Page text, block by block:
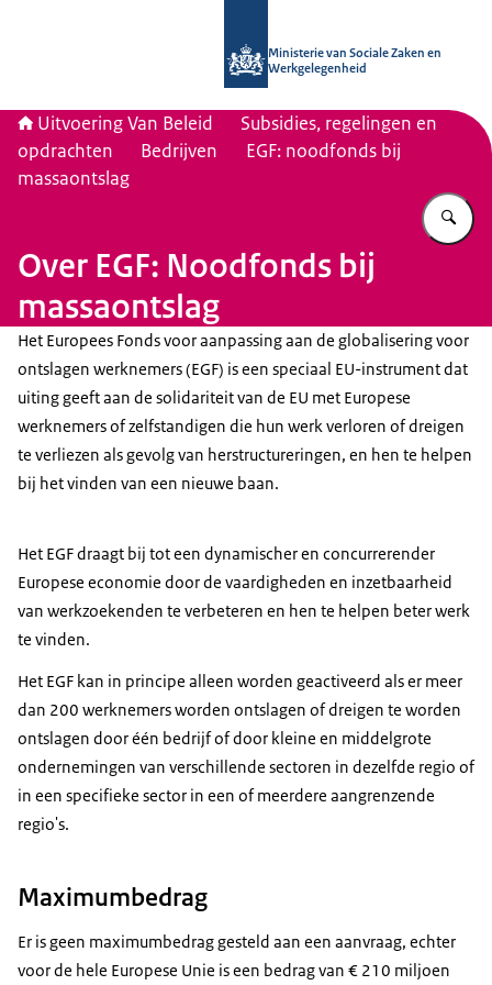
Ministerie van Sociale Zaken en
Werkgelegenheid
Uitvoering Van Beleid
Subsidies, regelingen en
opdrachten
Bedrijven
EGF: noodfonds bij
massaontslag
Over EGF: Noodfonds bij
massaontslag
Het Europees Fonds voor aanpassing aan de globalisering voor
ontslagen werknemers (EGF) is een speciaal EU-instrument dat
uiting geeft aan de solidariteit van de EU met Europese
werknemers of zelfstandigen die hun werk verloren of dreigen
te verliezen als gevolg van herstructureringen, en hen te helpen
bij het vinden van een nieuwe baan.
Het EGF draagt bij tot een dynamischer en concurrerender
Europese economie door de vaardigheden en inzetbaarheid
van werkzoekenden te verbeteren en hen te helpen beter werk
te vinden.
Het EGF kan in principe alleen worden geactiveerd als er meer
dan 200 werknemers worden ontslagen of dreigen te worden
ontslagen door één bedrijf of door kleine en middelgrote
ondernemingen van verschillende sectoren in dezelfde regio of
in een specifieke sector in een of meerdere aangrenzende
regio's.
Maximumbedrag
Er is geen maximumbedrag gesteld aan een aanvraag, echter
voor de hele Europese Unie is een bedrag van € 210 miljoen